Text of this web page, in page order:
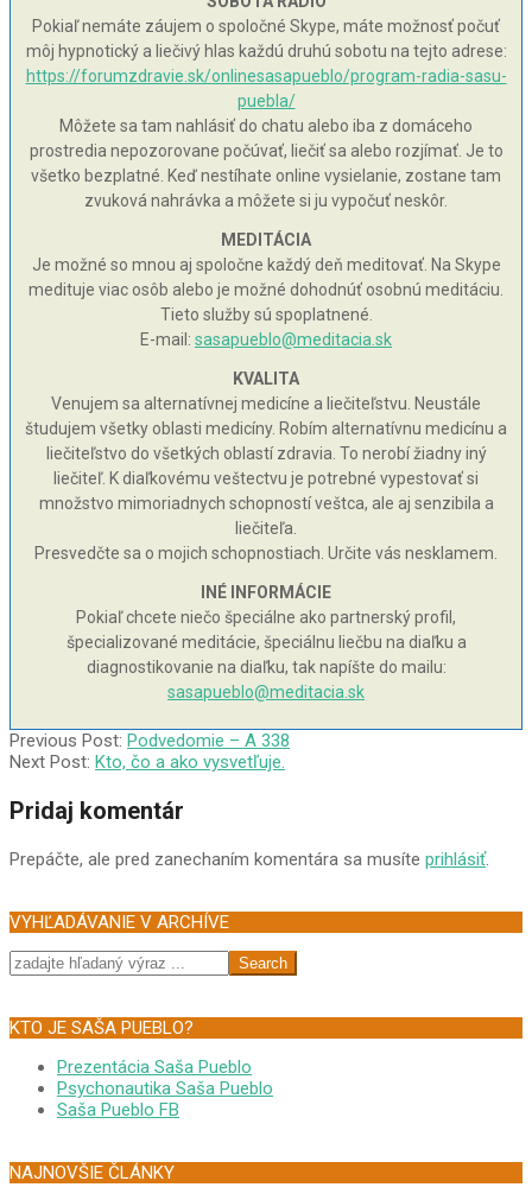
Pokiaľ nemáte záujem o spoločné Skype, máte možnosť počuť
môj hypnotický a liečivý hlas každú druhú sobotu na tejto adrese:
https://forumzdravie.sk/onlinesasapueblo/program-radia-sasu-
puebla/
Môžete sa tam nahlásiť do chatu alebo iba z domáceho
prostredia nepozorovane počúvať, liečiť sa alebo rozjímať. Je to
všetko bezplatné. Keď nestíhate online vysielanie, zostane tam
zvuková nahrávka a môžete si ju vypočuť neskôr.
MEDITÁCIA
Je možné so mnou aj spoločne každý deň meditovať. Na Skype
medituje viac osôb alebo je možné dohodnúť osobnú meditáciu.
Tieto služby sú spoplatnené.
E-mail: sasapueblo@meditacia.sk
KVALITA
Venujem sa alternatívnej medicíne a liečiteľstvu. Neustále
študujem všetky oblasti medicíny. Robím alternatívnu medicínu a
liečiteľstvo do všetkých oblastí zdravia. To nerobí žiadny iný
liečiteľ. K diaľkovému veštectvu je potrebné vypestovať si
množstvo mimoriadnych schopností veštca, ale aj senzibila a
liečiteľa.
Presvedčte sa o mojich schopnostiach. Určite vás nesklamem.
INÉ INFORMÁCIE
Pokiaľ chcete niečo špeciálne ako partnerský profil,
špecializované meditácie, špeciálnu liečbu na diaľku a
diagnostikovanie na diaľku, tak napíšte do mailu:
sasapueblo@meditacia.sk
2005-
03-
Previous Post: Podvedomie – A 338
Next Post: Kto, čo a ako vysvetľuje.
Pridaj komentár
Prepáčte, ale pred zanechaním komentára sa musíte prihlásiť.
VYHĽADÁVANIE V ARCHÍVE
Search
KTO JE SAŠA PUEBLO?
Prezentácia Saša Pueblo
Psychonautika Saša Pueblo
Saša Pueblo FB
NAJNOVŠIE ČLÁNKY